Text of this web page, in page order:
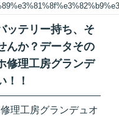
ッテリー持ち、そ
んか？データその
修理工房グランデ
！！
理工房グランデュオ